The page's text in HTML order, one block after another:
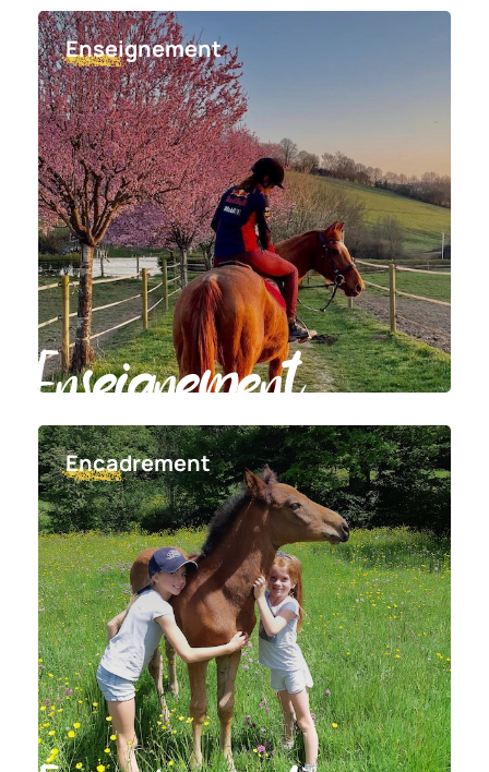
Enseignement
Enseignement
Encadrement